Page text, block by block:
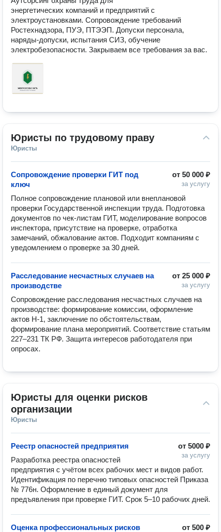
энергетических компаний и предприятий с
электроустановками. Сопровождение требований
Ростехнадзора, ПУЭ, ПТЭЭП. Допуски персонала,
наряды-допуски, испытания СИЗ, обучение
электробезопасности. Закрываем все требования за вас.
Юристы по трудовому праву
Юристы
от 50 000 ₽
за услугу
Сопровождение проверки ГИТ под
ключ
Полное сопровождение плановой или внеплановой
проверки Государственной инспекции труда. Подготовка
документов по чек-листам ГИТ, моделирование вопросов
инспектора, присутствие на проверке, отработка
замечаний, обжалование актов. Подходит компаниям с
уведомлением о проверке за 30 дней.
от 25 000 ₽
за услугу
Расследование несчастных случаев на
производстве
Сопровождение расследования несчастных случаев на
производстве: формирование комиссии, оформление
актов Н-1, заключение по обстоятельствам,
формирование плана мероприятий. Соответствие статьям
227–231 ТК РФ. Защита интересов работодателя при
опросах.
Юристы для оценки рисков
организации
Юристы
от 5000 ₽
за услугу
Реестр опасностей предприятия
Разработка реестра опасностей
предприятия с учётом всех рабочих мест и видов работ.
Идентификация по перечню типовых опасностей Приказа
№ 776н. Оформление в единый документ для
предъявления при проверке ГИТ. Срок 5–10 рабочих дней.
от 500 ₽
Оценка профессиональных рисков